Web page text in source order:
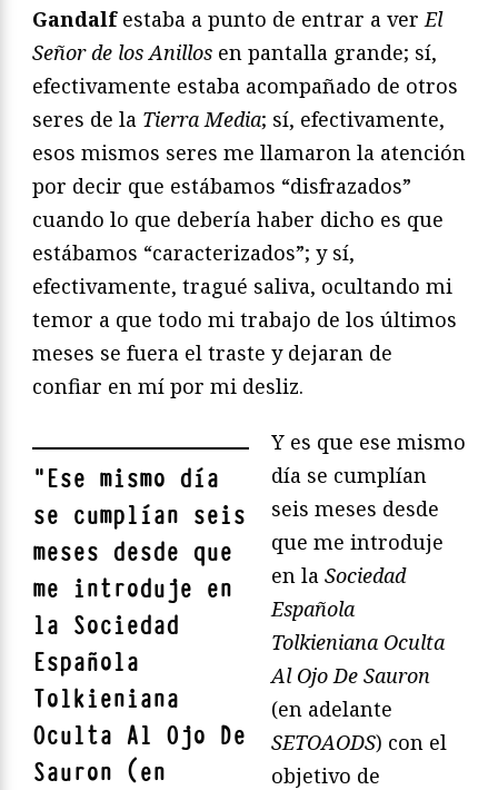
Gandalfestaba a punto de entrar a verEl
Señor de los Anillos en pantalla grande; sí,
efectivamente estaba acompañado de otros
seres de la Tierra Media; sí, efectivamente,
esos mismos seres me llamaron la atención
por decir que estábamos “disfrazados”
cuando lo que debería haber dicho es que
estábamos “caracterizados”; y sí,
efectivamente, tragué saliva, ocultando mi
temor a que todo mi trabajo de los últimos
meses se fuera el traste y dejaran de
confiar en mí por mi desliz.
"Ese mismo día
se cumplían seis
meses desde que
me introduje en
la Sociedad
Española
Tolkieniana
Oculta Al Ojo De
Sauron (en
Y es que ese mismo
día se cumplían
seis meses desde
que me introduje
en la Sociedad
Española
Tolkieniana Oculta
Al Ojo De Sauron
(en adelante
SETOAODS) con el
objetivo de